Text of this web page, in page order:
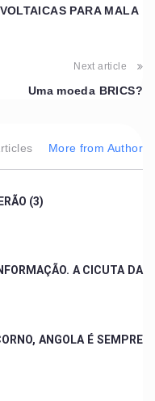
PARA MALA
Next article
Uma moeda BRICS?
More from Author
(3)
A CICUTA DA
ANGOLA É SEMPRE